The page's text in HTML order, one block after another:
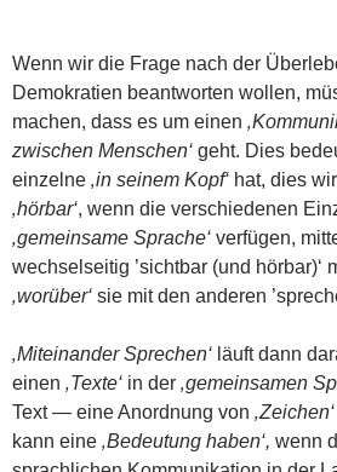
Wenn wir die Frage nach der
Demokratien beantworten wollen,
machen, dass es um einen
zwischen Menschen‘ geht. Dies
einzelne ‚in seinem Kopf‘ hat, dies
‚hörbar‘, wenn die verschiedenen
‚gemeinsame Sprache‘ verfügen,
wechselseitig ’sichtbar (und hörbar)‘
‚worüber‘ sie mit den anderen
‚Miteinander Sprechen‘ läuft dann
einen ‚Texte‘ in der ‚gemeinsamen
Text — eine Anordnung von ‚Zeichen‘
kann eine ‚Bedeutung haben‘, wenn